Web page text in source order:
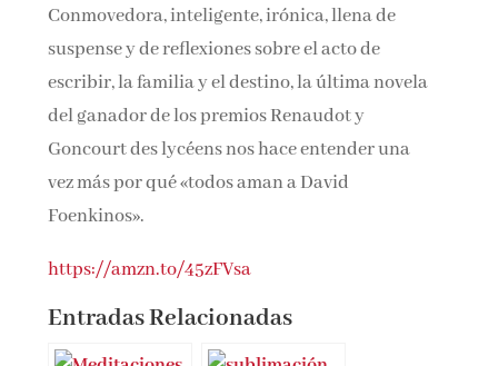
Conmovedora, inteligente, irónica, llena de
suspense y de reflexiones sobre el acto de
escribir, la familia y el destino, la última novela
del ganador de los premios Renaudot y
Goncourt des lycéens nos hace entender una
vez más por qué «todos aman a David
Foenkinos».
https://amzn.to/45zFVsa
Entradas Relacionadas